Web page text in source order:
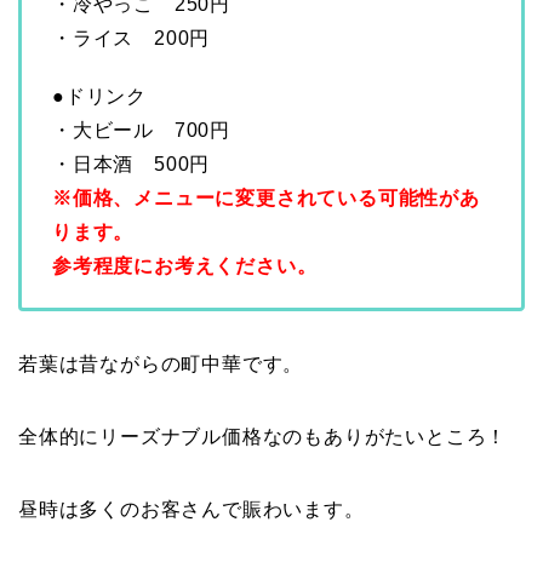
・ライス 200円
●ドリンク
・大ビール 700円
・日本酒 500円
※価格、メニューに変更されている可能性があ
ります。
参考程度にお考えください。
若葉は昔ながらの町中華です。
全体的にリーズナブル価格なのもありがたいところ！
昼時は多くのお客さんで賑わいます。